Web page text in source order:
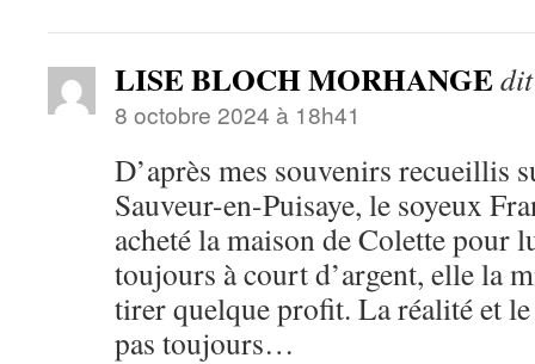
LISE BLOCH MORHANGE
8 octobre 2024 à 18h41
D’après mes souvenirs recueillis
Sauveur-en-Puisaye, le soyeux
acheté la maison de Colette pour
toujours à court d’argent, elle la
tirer quelque profit. La réalité et le
pas toujours…